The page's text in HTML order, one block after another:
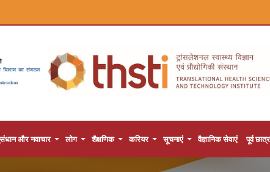
और नवाचार लोग शैक्षणिक करियर सूचनाएं वैज्ञानिक सेवाएं पूर्व